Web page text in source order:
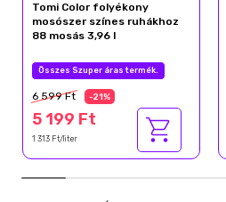
Tomi Color folyékony
mosószer színes ruhákhoz
88 mosás 3,96 l
Összes Szuper áras termék.
6 599 Ft -21%
5 199 Ft
1 313 Ft/liter